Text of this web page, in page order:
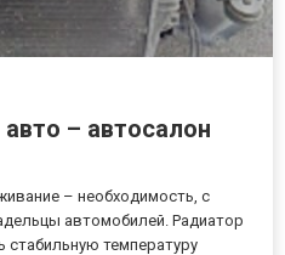
– автосалон
– необходимость, с
автомобилей. Радиатор
температуру